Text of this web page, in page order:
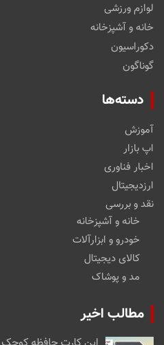
لوازم ورزشی
خانه و آشپزخانه
دکوراسیون
گوناگون
دسته‌ها
آموزش
اپ بازار
اخبار فناوری
ارزدیجیتال
نقد و بررسی
خانه و آشپزخانه
خودرو و ابزارآلات
کالای دیجیتال
مد و پوشاک
مطالب اخیر